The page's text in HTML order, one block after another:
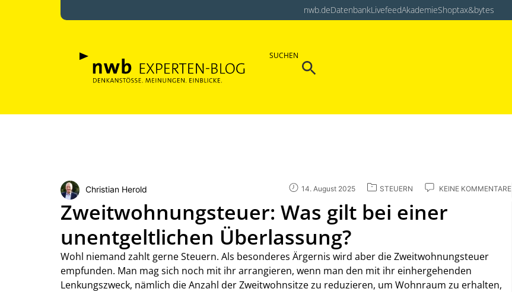
nwb.deDatenbankLivefeedAkademieShoptax&bytes
SUCHEN
Search
Christian Herold 14. August 2025 STEUERN KEINE KOMMENTARE
Zweitwohnungsteuer: Was gilt bei einer
unentgeltlichen Überlassung?
Wohl niemand zahlt gerne Steuern. Als besonderes Ärgernis wird aber die Zweitwohnungsteuer
empfunden. Man mag sich noch mit ihr arrangieren, wenn man den mit ihr einhergehenden
Lenkungszweck, nämlich die Anzahl der Zweitwohnsitze zu reduzieren, um Wohnraum zu erhalten,